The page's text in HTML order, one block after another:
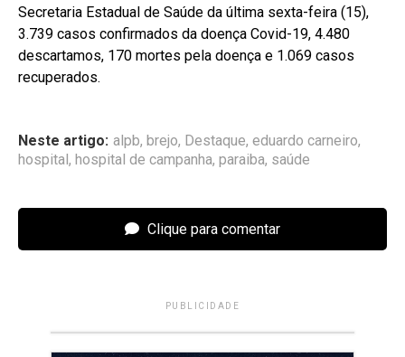
Secretaria Estadual de Saúde da última sexta-feira (15),
3.739 casos confirmados da doença Covid-19, 4.480
descartamos, 170 mortes pela doença e 1.069 casos
recuperados.
Neste artigo: alpb, brejo, Destaque, eduardo carneiro,
hospital, hospital de campanha, paraiba, saúde
Clique para comentar
PUBLICIDADE